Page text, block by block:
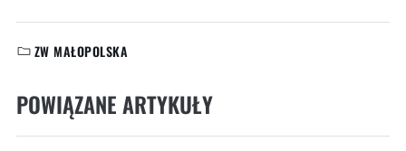
KATEGORIE:
ZW MAŁOPOLSKA
POWIĄZANE ARTYKUŁY